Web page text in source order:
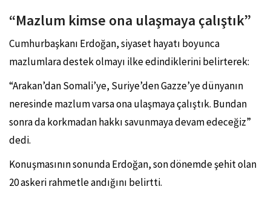
“Mazlum kimse ona ulaşmaya çalıştık”
Cumhurbaşkanı Erdoğan, siyaset hayatı boyunca
mazlumlara destek olmayı ilke edindiklerini belirterek:
“Arakan’dan Somali’ye, Suriye’den Gazze’ye dünyanın
neresinde mazlum varsa ona ulaşmaya çalıştık. Bundan
sonra da korkmadan hakkı savunmaya devam edeceğiz”
dedi.
Konuşmasının sonunda Erdoğan, son dönemde şehit olan
20 askeri rahmetle andığını belirtti.